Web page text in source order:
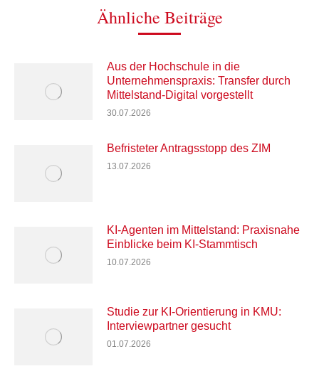
Ähnliche Beiträge
Aus der Hochschule in die
Unternehmenspraxis: Transfer durch
Mittelstand-Digital vorgestellt
30.07.2026
Befristeter Antragsstopp des ZIM
13.07.2026
KI-Agenten im Mittelstand: Praxisnahe
Einblicke beim KI-Stammtisch
10.07.2026
Studie zur KI-Orientierung in KMU:
Interviewpartner gesucht
01.07.2026